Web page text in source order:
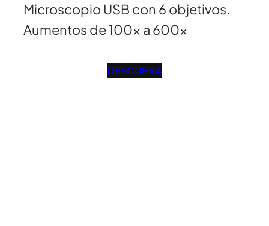
Microscopio USB con 6 objetivos.
Aumentos de 100x a 600x
DESCUBRA